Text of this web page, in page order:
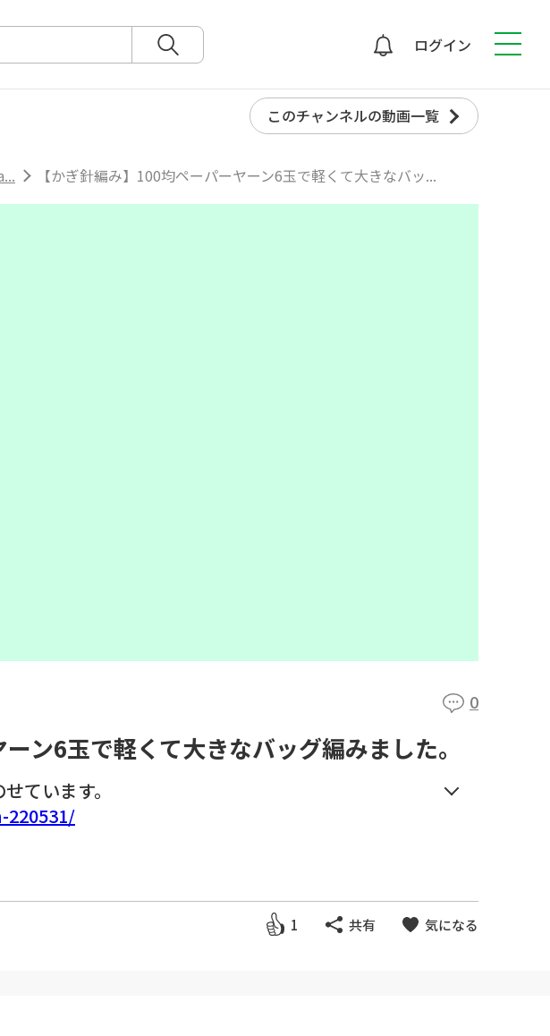
ログイン
このチャンネルの動画一覧
【かぎ針編み】100均ペーパーヤーン6玉で軽くて大きなバッ...
0
ン6玉で軽くて大きなバッグ編みました。
ています。
ています。
1 共有 気になる